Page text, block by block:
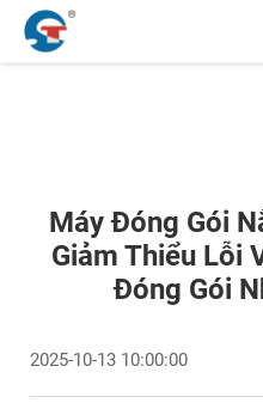
Sản phẩm
Thiết Kế Trường Hợp
Dịch Vụ
Máy Đóng Gói
Giảm Thiểu Lỗi
Đóng Gói
2025-10-13 10:00:00